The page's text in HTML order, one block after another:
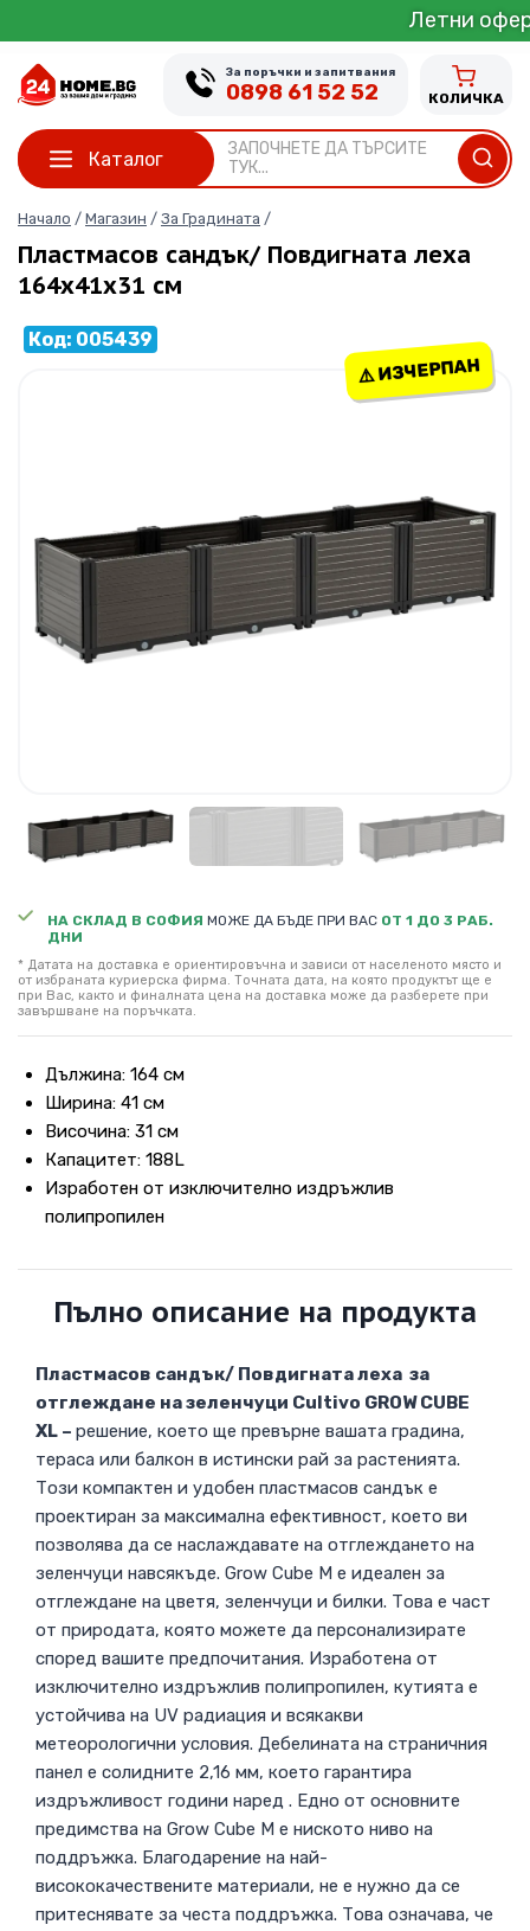
to
content
Летни оферти от 1
Каталог
ЗАПОЧНЕТЕ ДА ТЪРСИТЕ
ТУК...
За поръчки и запитвания
0898 61 52 52 КОЛИЧКА
Пластмасов сандък/ Повдигната леха
164х41х31 см
Начало / Магазин / За Градината /
⚠️ ИЗЧЕРПАН
Код: 005439
НА СКЛАД В СОФИЯ МОЖЕ ДА БЪДЕ ПРИ ВАС ОТ 1 ДО 3 РАБ.
ДНИ
* Датата на доставка е ориентировъчна и зависи от населеното място и
от избраната куриерска фирма. Точната дата, на която продуктът ще е
при Вас, както и финалната цена на доставка може да разберете при
завършване на поръчката.
Дължина: 164 см
Ширина: 41 см
Височина: 31 см
Капацитет: 188L
Изработен от изключително издръжлив
полипропилен
Пълно описание на продукта
Пластмасов сандък/ Повдигната леха за
отглеждане на зеленчуци Cultivo GROW CUBE
XL – решение, което ще превърне вашата градина,
тераса или балкон в истински рай за растенията.
Този компактен и удобен пластмасов сандък е
проектиран за максимална ефективност, което ви
позволява да се наслаждавате на отглеждането на
зеленчуци навсякъде. Grow Cube M е идеален за
отглеждане на цветя, зеленчуци и билки. Това е част
от природата, която можете да персонализирате
според вашите предпочитания. Изработена от
изключително издръжлив полипропилен, кутията е
устойчива на UV радиация и всякакви
метеорологични условия. Дебелината на страничния
панел е солидните 2,16 мм, което гарантира
издръжливост години наред . Едно от основните
предимства на Grow Cube M е ниското ниво на
поддръжка. Благодарение на най-
висококачествените материали, не е нужно да се
притеснявате за честа поддръжка. Това означава, че